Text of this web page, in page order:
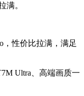
满。
，性价比拉满，满足
Ultra、高端画质一